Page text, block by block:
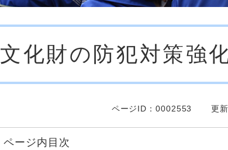
文化財の防犯対策強
ページID：0002553 更
ページ内目次